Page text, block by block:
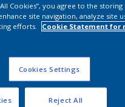
Cookies”, you agree to the
site navigation, analyze site
efforts.
Cookie Statement for
Cookies Settings
Reject All